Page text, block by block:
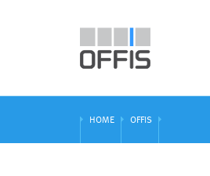
HOME OFFIS